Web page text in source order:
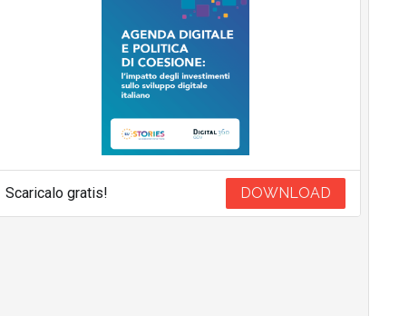
Scaricalo gratis! DOWNLOAD